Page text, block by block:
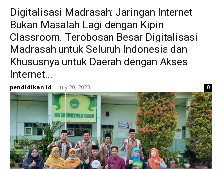
Digitalisasi Madrasah: Jaringan Internet
Bukan Masalah Lagi dengan Kipin
Classroom. Terobosan Besar Digitalisasi
Madrasah untuk Seluruh Indonesia dan
Khususnya untuk Daerah dengan Akses
Internet...
pendidikan.id - July 20, 2023 0